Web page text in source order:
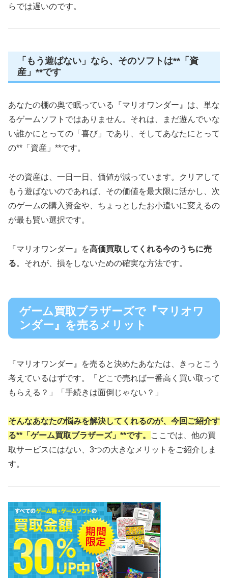
らでは遅いのです。
「もう遊ばない」なら、そのソフトは**「資
産」**です
あなたの棚の奥で眠っている『マリオワンダー』は、単な
るゲームソフトではありません。それは、まだ遊んでいな
い誰かにとっての「喜び」であり、そしてあなたにとって
の**「資産」**です。
その資産は、一日一日、価値が減っています。クリアして
もう遊ばないのであれば、その価値を最大限に活かし、次
のゲームの購入資金や、ちょっとしたお小遣いに変えるの
が最も賢い選択です。
『マリオワンダー』を高価買取してくれる今のうちに売
る。それが、損をしないための確実な方法です。
ゲーム買取ブラザーズで『マリオワ
ンダー』を売るメリット
『マリオワンダー』を売ると決めたあなたは、きっとこう
考えているはずです。「どこで売れば一番高く買い取って
もらえる？」「手続きは面倒じゃない？」
そんなあなたの悩みを解決してくれるのが、今回ご紹介す
る**「ゲーム買取ブラザーズ」**です。
ここでは、他の買
取サービスにはない、3つの大きなメリットをご紹介しま
す。